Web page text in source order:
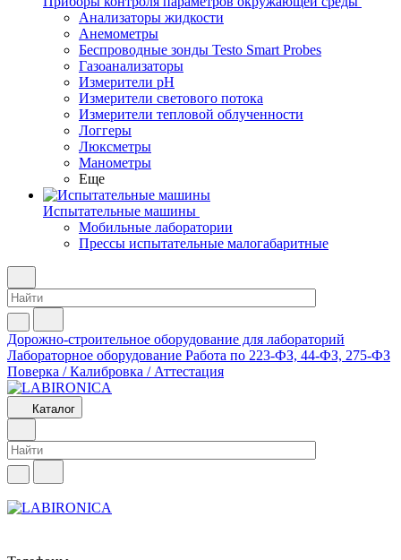
Анализаторы жидкости
Анемометры
Беспроводные зонды Testo Smart Probes
Газоанализаторы
Измерители pH
Измерители светового потока
Измерители тепловой облученности
Логгеры
Люксметры
Манометры
Еще
Испытательные машины
Мобильные лаборатории
Прессы испытательные малогабаритные
Дорожно-строительное оборудование для лабораторий
Лабораторное оборудование Работа по 223-ФЗ, 44-ФЗ, 275-ФЗ
Поверка / Калибровка / Аттестация
Каталог